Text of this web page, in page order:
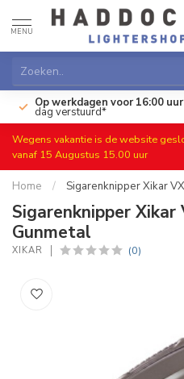
MENU
Op werkdagen voor 16:00
dag verstuurd*
Wegens vakantie is de website
vanaf 15 Augustus 15.00 uur
Home / Sigarenknipper Xikar
Sigarenknipper
Gunmetal
XIKAR (0)